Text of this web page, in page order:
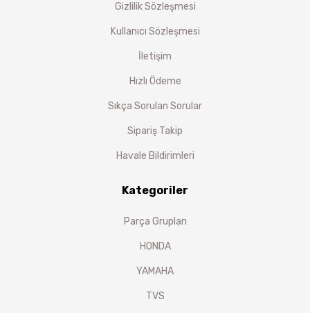
Gizlilik Sözleşmesi
Kullanıcı Sözleşmesi
İletişim
Hızlı Ödeme
Sıkça Sorulan Sorular
Sipariş Takip
Havale Bildirimleri
Kategoriler
Parça Grupları
HONDA
YAMAHA
TVS